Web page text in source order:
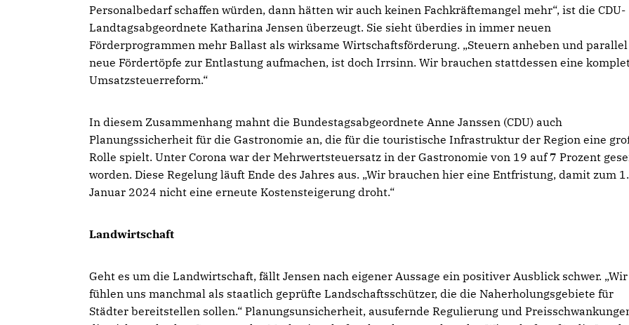
Personalbedarf schaffen würden, dann hätten wir auch keinen Fachkräftemangel mehr“, ist die CDU-
Landtagsabgeordnete Katharina Jensen überzeugt. Sie sieht überdies in immer neuen
Förderprogrammen mehr Ballast als wirksame Wirtschaftsförderung. „Steuern anheben und parallel
neue Fördertöpfe zur Entlastung aufmachen, ist doch Irrsinn. Wir brauchen stattdessen eine
Umsatzsteuerreform.“
In diesem Zusammenhang mahnt die Bundestagsabgeordnete Anne Janssen (CDU) auch
Planungssicherheit für die Gastronomie an, die für die touristische Infrastruktur der Region eine
Rolle spielt. Unter Corona war der Mehrwertsteuersatz in der Gastronomie von 19 auf 7 Prozent
worden. Diese Regelung läuft Ende des Jahres aus. „Wir brauchen hier eine Entfristung, damit zum 1.
Januar 2024 nicht eine erneute Kostensteigerung droht.“
Landwirtschaft
Geht es um die Landwirtschaft, fällt Jensen nach eigener Aussage ein positiver Ausblick schwer. „Wir
fühlen uns manchmal als staatlich geprüfte Landschaftsschützer, die die Naherholungsgebiete für
Städter bereitstellen sollen.“ Planungsunsicherheit, ausufernde Regulierung und